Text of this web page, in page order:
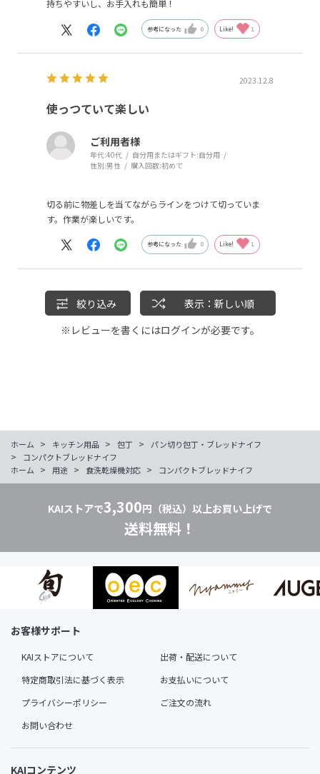
持ちやすいし、お手入れも簡単！
参考になった 0 Like! 1
2023.12.8
使っつていて楽しい
ご利用者様
年代:40代 自分用またはギフト:自分用
性別:男性 購入回数:初めて
切る前に物差しを当てながらラインをつけて切っていま
す。作業が楽しいです。
参考になった 0 Like! 1
絞り込み
表示：新しい順
※レビューを書くにはログインが必要です。
ホーム > キッチン用品 > 包丁 > パン切り包丁・ブレッドナイフ
>
コンパクトブレッドナイフ
ホーム
> 用途 > 食洗乾燥機対応 > コンパクトブレッドナイフ
KAIストアで3,300円（税込）以上お買い上げで
送料無料！
お客様サポート
KAIストアについて
出荷・配送について
特定商取引法に基づく表示
お支払いについて
プライバシーポリシー
ご注文の流れ
お問い合わせ
KAIコンテンツ